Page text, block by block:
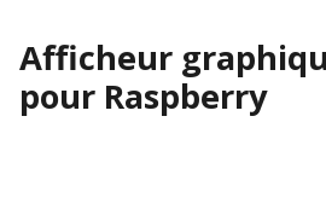
Afficheur
pour Raspberry